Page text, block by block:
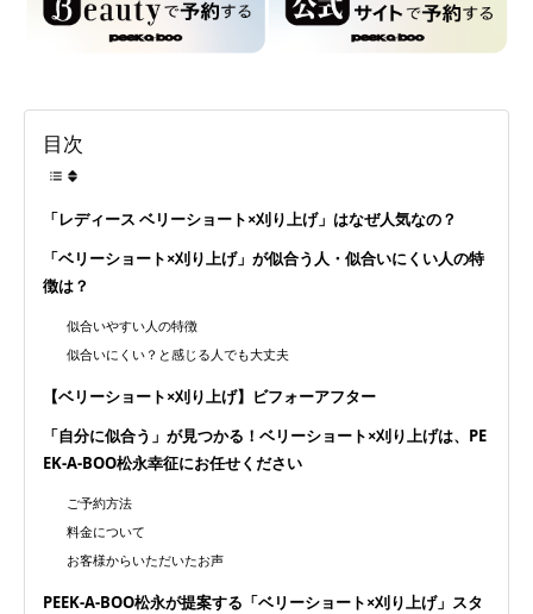
あなただけの“上品で素敵なスタイル”を一緒に見つけ
目次
「レディース ベリーショート×刈り上げ」はなぜ人気なの？
「ベリーショート×刈り上げ」が似合う人・似合いにくい人の特
徴は？
似合いやすい人の特徴
似合いにくい？と感じる人でも大丈夫
【ベリーショート×刈り上げ】ビフォーアフター
「自分に似合う」が見つかる！ベリーショート×刈り上げは、PE
EK-A-BOO松永幸征にお任せください
ご予約方法
料金について
お客様からいただいたお声
PEEK-A-BOO松永が提案する「ベリーショート×刈り上げ」スタ